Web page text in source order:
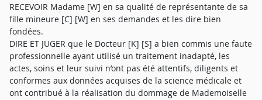
RECEVOIR Madame [W] en sa qualité de représentante de sa
fille mineure [C] [W] en ses demandes et les dire bien
fondées.
DIRE ET JUGER que le Docteur [K] [S] a bien commis une faute
professionnelle ayant utilisé un traitement inadapté, les
actes, soins et leur suivi n’ont pas été attentifs, diligents et
conformes aux données acquises de la science médicale et
ont contribué à la réalisation du dommage de Mademoiselle